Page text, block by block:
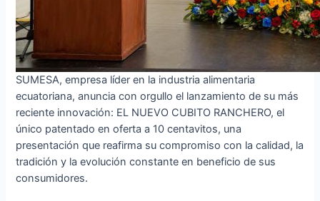
SUMESA, empresa líder en la industria alimentaria
ecuatoriana, anuncia con orgullo el lanzamiento de su más
reciente innovación: EL NUEVO CUBITO RANCHERO, el
único patentado en oferta a 10 centavitos, una
presentación que reafirma su compromiso con la calidad, la
tradición y la evolución constante en beneficio de sus
consumidores.